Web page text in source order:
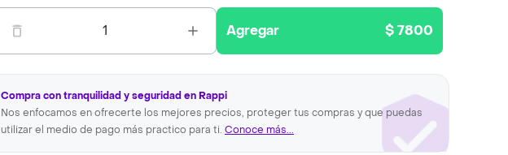
1 Agregar $ 7800
Compra con tranquilidad y seguridad en Rappi
Nos enfocamos en ofrecerte los mejores precios, proteger tus compras y que puedas
utilizar el medio de pago más practico para ti. Conoce más...